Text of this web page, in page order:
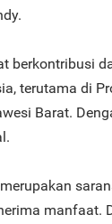
berkontribusi
terutama di
Barat.
manfaat.